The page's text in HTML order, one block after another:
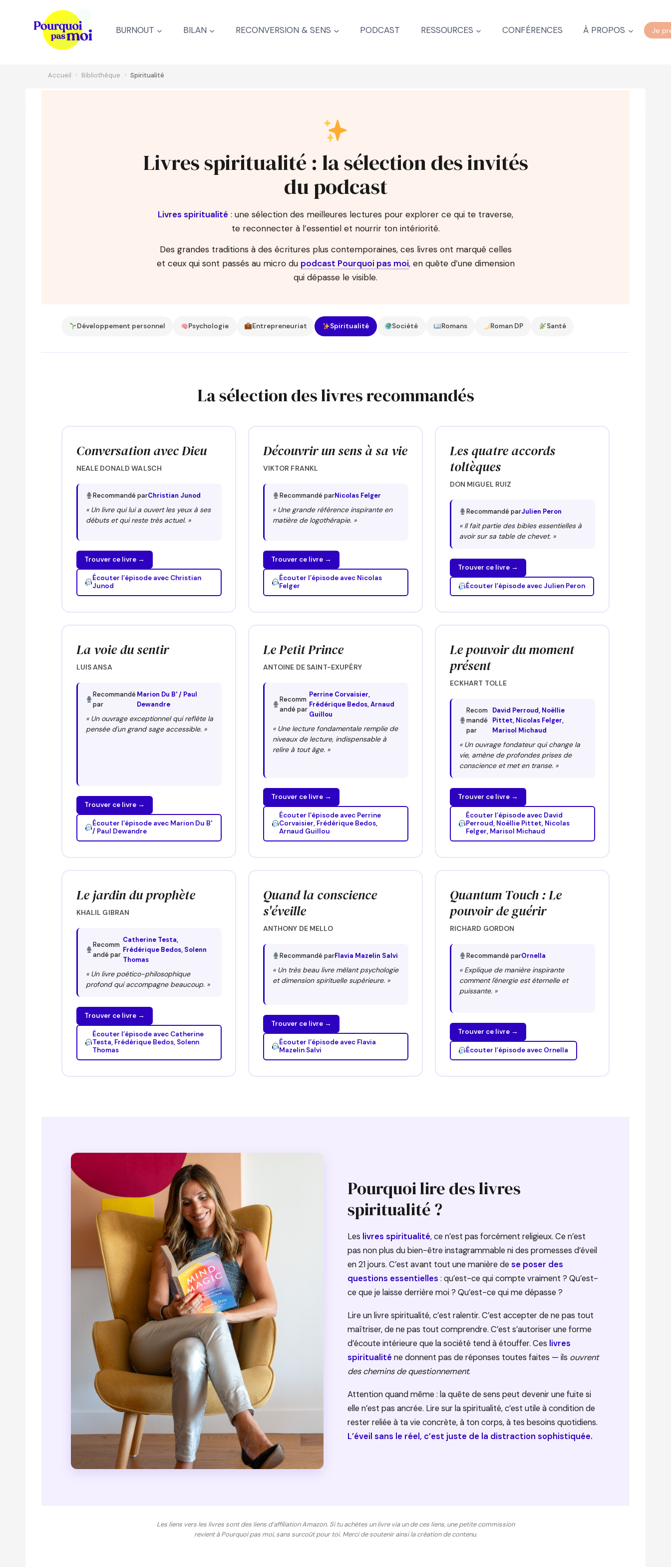
BURNOUT BILAN RECONVERSION & SENS PODCAST RESSOURCES CONFÉRENCES À PROPOS Je
Accueil › Bibliothèque › Spiritualité
Livres spiritualité : la sélection des invités
du podcast
Livres spiritualité : une sélection des meilleures lectures pour explorer ce qui te traverse,
te reconnecter à l’essentiel et nourrir ton intériorité.
Des grandes traditions à des écritures plus contemporaines, ces livres ont marqué celles
et ceux qui sont passés au micro du podcast Pourquoi pas moi, en quête d’une dimension
qui dépasse le visible.
Développement personnel Psychologie Entrepreneuriat Spiritualité Société Romans Roman DP Santé
La sélection des livres recommandés
Conversation avec Dieu
NEALE DONALD WALSCH
Recommandé parChristian Junod
« Un livre qui lui a ouvert les yeux à ses
débuts et qui reste très actuel. »
Trouver ce livre →
Écouter l’épisode avec Christian
Junod
Découvrir un sens à sa vie
VIKTOR FRANKL
Recommandé parNicolas Felger
« Une grande référence inspirante en
matière de logothérapie. »
Trouver ce livre →
Écouter l’épisode avec Nicolas
Felger
Les quatre accords
toltèques
DON MIGUEL RUIZ
Recommandé parJulien Peron
« Il fait partie des bibles essentielles à
avoir sur sa table de chevet. »
Trouver ce livre →
Écouter l’épisode avec Julien Peron
La voie du sentir
LUIS ANSA
Recommandé
par
Marion Du B' / Paul
Dewandre
« Un ouvrage exceptionnel qui reflète la
pensée d'un grand sage accessible. »
Trouver ce livre →
Écouter l’épisode avec Marion Du B'
/ Paul Dewandre
Le Petit Prince
ANTOINE DE SAINT-EXUPÉRY
Recomm
andé par
Perrine Corvaisier,
Frédérique Bedos, Arnaud
Guillou
« Une lecture fondamentale remplie de
niveaux de lecture, indispensable à
relire à tout âge. »
Trouver ce livre →
Écouter l’épisode avec Perrine
Corvaisier, Frédérique Bedos,
Arnaud Guillou
Le pouvoir du moment
présent
ECKHART TOLLE
Recom
mandé
par
David Perroud, Noëllie
Pittet, Nicolas Felger,
Marisol Michaud
« Un ouvrage fondateur qui change la
vie, amène de profondes prises de
conscience et met en transe. »
Trouver ce livre →
Écouter l’épisode avec David
Perroud, Noëllie Pittet, Nicolas
Felger, Marisol Michaud
Le jardin du prophète
KHALIL GIBRAN
Recomm
andé par
Catherine Testa,
Frédérique Bedos, Solenn
Thomas
« Un livre poético-philosophique
profond qui accompagne beaucoup. »
Trouver ce livre →
Écouter l’épisode avec Catherine
Testa, Frédérique Bedos, Solenn
Thomas
Quand la conscience
s'éveille
ANTHONY DE MELLO
Recommandé parFlavia Mazelin Salvi
« Un très beau livre mêlant psychologie
et dimension spirituelle supérieure. »
Trouver ce livre →
Écouter l’épisode avec Flavia
Mazelin Salvi
Quantum Touch : Le
pouvoir de guérir
RICHARD GORDON
Recommandé parOrnella
« Explique de manière inspirante
comment l'énergie est éternelle et
puissante. »
Trouver ce livre →
Écouter l’épisode avec Ornella
Pourquoi lire des livres
spiritualité ?
Les livres spiritualité, ce n’est pas forcément religieux. Ce n’est
pas non plus du bien-être instagrammable ni des promesses d’éveil
en 21 jours. C’est avant tout une manière de se poser des
questions essentielles : qu’est-ce qui compte vraiment ? Qu’est-
ce que je laisse derrière moi ? Qu’est-ce qui me dépasse ?
Lire un livre spiritualité, c’est ralentir. C’est accepter de ne pas tout
maîtriser, de ne pas tout comprendre. C’est s’autoriser une forme
d’écoute intérieure que la société tend à étouffer. Ces livres
spiritualité ne donnent pas de réponses toutes faites — ils ouvrent
des chemins de questionnement.
Attention quand même : la quête de sens peut devenir une fuite si
elle n’est pas ancrée. Lire sur la spiritualité, c’est utile à condition de
rester reliée à ta vie concrète, à ton corps, à tes besoins quotidiens.
L’éveil sans le réel, c’est juste de la distraction sophistiquée.
Les liens vers les livres sont des liens d’affiliation Amazon. Si tu achètes un livre via un de ces liens, une petite commission
revient à Pourquoi pas moi, sans surcoût pour toi. Merci de soutenir ainsi la création de contenu.